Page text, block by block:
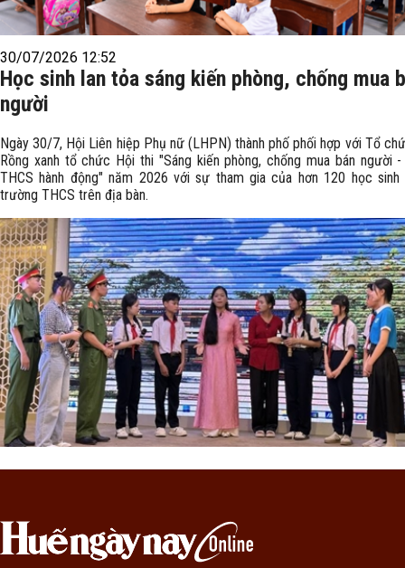
30/07/2026 12:52
Học sinh lan tỏa sáng kiến phòng, chống mua
người
Ngày 30/7, Hội Liên hiệp Phụ nữ (LHPN) thành phố phối hợp với Tổ
Rồng xanh tổ chức Hội thi "Sáng kiến phòng, chống mua bán người
THCS hành động" năm 2026 với sự tham gia của hơn 120 học
trường THCS trên địa bàn.